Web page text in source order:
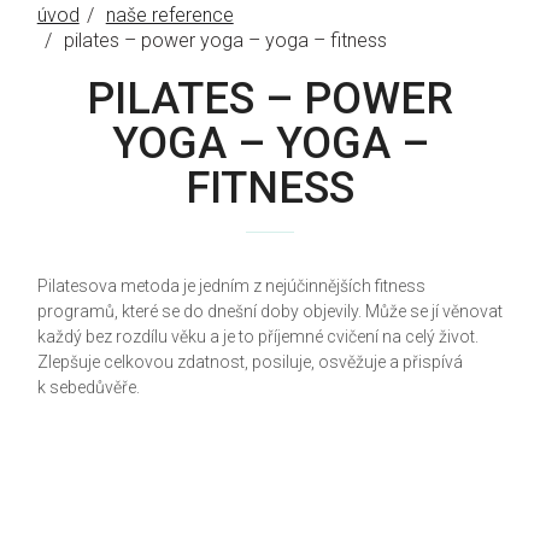
úvod
naše reference
pilates – power yoga – yoga – fitness
PILATES – POWER
YOGA – YOGA –
FITNESS
Pilatesova metoda je jedním z nejúčinnějších fitness
programů, které se do dnešní doby objevily. Může se jí věnovat
každý bez rozdílu věku a je to příjemné cvičení na celý život.
Zlepšuje celkovou zdatnost, posiluje, osvěžuje a přispívá
k sebedůvěře.